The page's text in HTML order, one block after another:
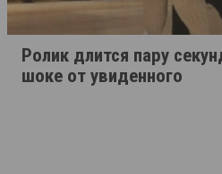
Ролик длится пару
шоке от увиденного